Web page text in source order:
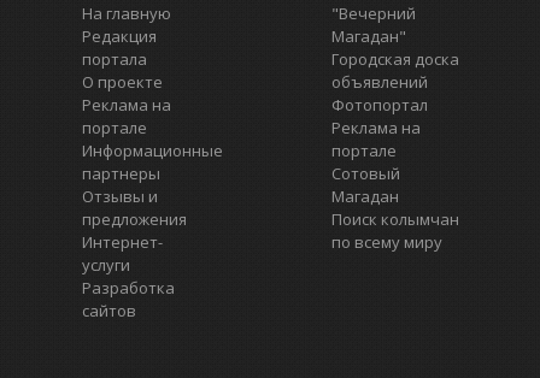
На главную
Редакция
портала
О проекте
Реклама на
портале
Информационные
партнеры
Отзывы и
предложения
Интернет-
услуги
Разработка
сайтов
"Вечерний
Магадан"
Городская доска
объявлений
Фотопортал
Реклама на
портале
Сотовый
Магадан
Поиск колымчан
по всему миру